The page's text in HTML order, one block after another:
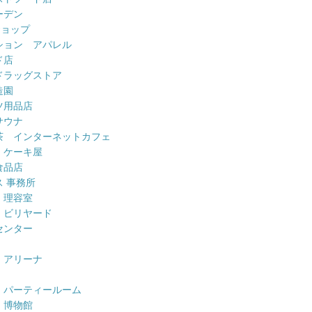
デン
ップ
ョン アパレル
店
ッグストア
用品店
ナ
インターネットカフェ
ーキ屋
品店
事務所
容室
リヤード
ンター
リーナ
ーティールーム
物館